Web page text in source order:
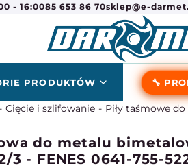
- 16:0085 653 86 70sklep@e-
PRODUKTÓW 🔧
Cięcie i szlifowanie Piły taśmowe
do metalu
3 - FENES 0641-755-